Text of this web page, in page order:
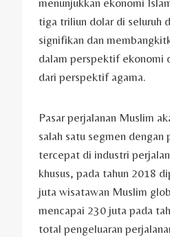
menunjukkan ekonomi
tiga triliun dolar di seluruh
signifikan dan
dalam perspektif ekonomi
dari perspektif agama.
Pasar perjalanan Muslim
salah satu segmen dengan
tercepat di industri
khusus, pada tahun 2018
juta wisatawan Muslim
mencapai 230 juta pada
total pengeluaran